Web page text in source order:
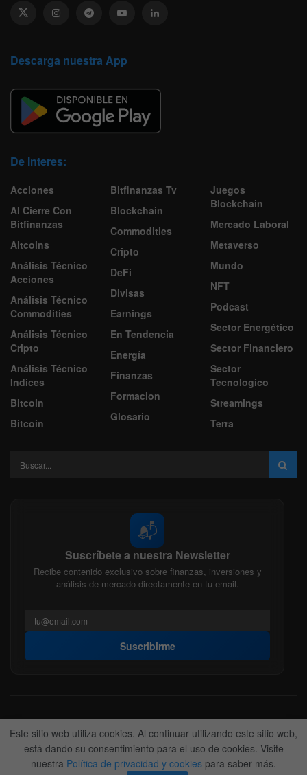
Descarga nuestra App
De Interes:
Acciones
Al Cierre Con
Bitfinanzas
Altcoins
Análisis Técnico
Acciones
Análisis Técnico
Commodities
Análisis Técnico
Cripto
Análisis Técnico
Indices
Bitcoin
Bitcoin
Bitfinanzas Tv
Blockchain
Commodities
Cripto
DeFi
Divisas
Earnings
En Tendencia
Energía
Finanzas
Formacion
Glosario
Juegos
Blockchain
Mercado Laboral
Metaverso
Mundo
NFT
Podcast
Sector Energético
Sector Financiero
Sector
Tecnologico
Streamings
Terra
📬
Suscríbete a nuestra Newsletter
Recibe contenido exclusivo sobre finanzas, inversiones y
análisis de mercado directamente en tu email.
Suscribirme
Acerca de nosotros Politica Editorial
Nuestro Equipo
Contactanos
Anunciate
© 2022-2026BitFinanzas- Hecho porTeam DM. 😎
Este sitio web utiliza cookies. Al continuar utilizando este sitio web,
está dando su consentimiento para el uso de cookies. Visite
nuestra Política de privacidad y cookies para saber más.